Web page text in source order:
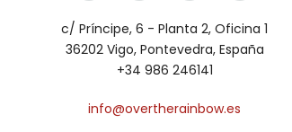
c/ Príncipe, 6 - Planta 2, Oficina 1
36202 Vigo, Pontevedra, España
+34 986 246141
info@overtherainbow.es